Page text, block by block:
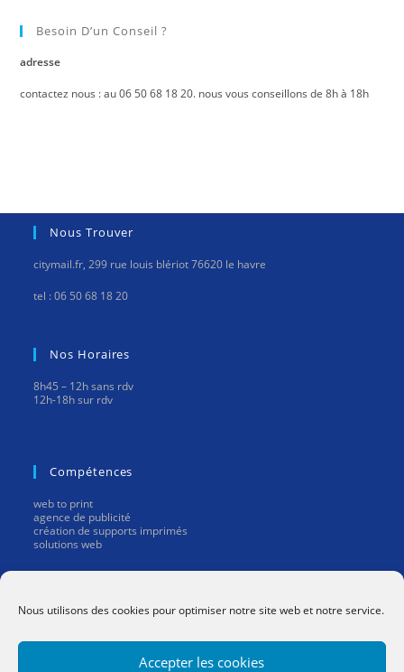
Nous utilisons des cookies pour optimiser notre site web et notre service.
Accepter les cookies
Besoin D’un Conseil ?
adresse
contactez nous : au 06 50 68 18 20. nous vous conseillons de 8h à 18h
Nous Trouver
citymail.fr, 299 rue louis blériot 76620 le havre
tel : 06 50 68 18 20
Nos Horaires
8h45 – 12h sans rdv
12h-18h sur rdv
Compétences
web to print
agence de publicité
création de supports imprimés
solutions web
mentions légales